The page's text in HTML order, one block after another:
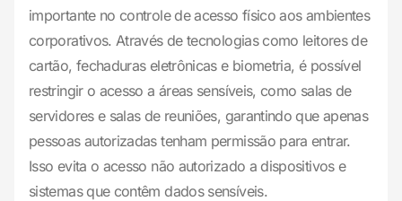
importante no controle de acesso físico aos ambientes
corporativos. Através de tecnologias como leitores de
cartão, fechaduras eletrônicas e biometria, é possível
restringir o acesso a áreas sensíveis, como salas de
servidores e salas de reuniões, garantindo que apenas
pessoas autorizadas tenham permissão para entrar.
Isso evita o acesso não autorizado a dispositivos e
sistemas que contêm dados sensíveis.